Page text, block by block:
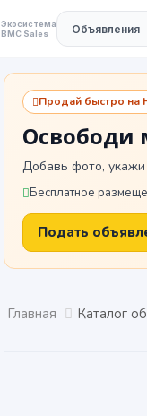
Экосистема
BMC Sales
Продай быстро на
Освободи
Добавь фото, укажи
Бесплатное
Подать
Главная Каталог